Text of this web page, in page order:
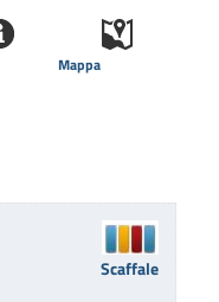
Mappa
Scaffale